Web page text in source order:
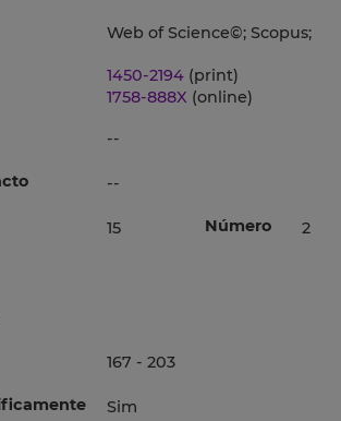
Web of Science©; Scopus;
1450-2194 (print)
1758-888X (online)
--
--
15 Número 2
167 - 203
Sim